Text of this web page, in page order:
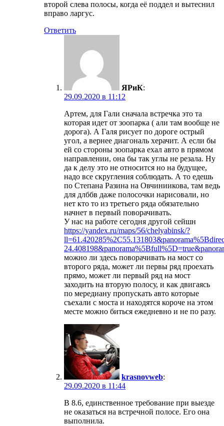
второй слева полосы, когда её поддел и вытеснил
вправо ларгус.
Ответить
ЯРиК:
29.09.2020 в 11:12
Артем, для Гали сначала встречка это та
которая идет от зоопарка ( али там вообще не
дорога). А Галя рисует по дороге острый
угол, а вернее диагональ херачит. А если бы
ей со стороны зоопарка ехал авто в прямом
направлении, она бы так углы не резала. Ну
да к делу это не относится но на будущее,
надо все скругления соблюдать. А то едешь
по Степана Разина на Овчиниикова, там ведь
для длббв даже полосочки нарисовали, но
нет кто то из третьего ряда обязательно
начнет в первый поворачивать.
У нас на работе сегодня другой сейшн
https://yandex.ru/maps/56/chelyabinsk/?
можно ли здесь поворачивать на мост со
второго ряда, может ли первы ряд проехать
прямо, может ли первый ряд на мост
заходить на вторую полосу, и как двигаясь
по мередиану пропускать авто которые
съехали с моста и находятся короче на этом
месте можно биться ежедневно и не по разу.
krasnovweb:
29.09.2020 в 11:44
В 8.6, единственное требование при выезде
не оказаться на встречной полосе. Его она
выполнила.